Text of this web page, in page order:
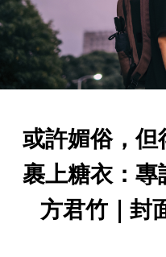
或許媚俗，但
裹上糖衣：專
方君竹｜封